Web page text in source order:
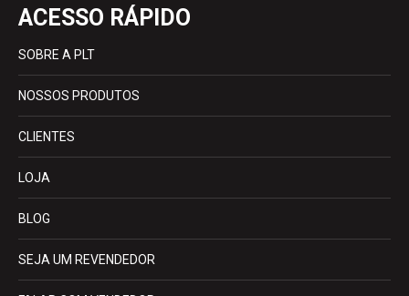
ACESSO RÁPIDO
SOBRE A PLT
NOSSOS PRODUTOS
CLIENTES
LOJA
BLOG
SEJA UM REVENDEDOR